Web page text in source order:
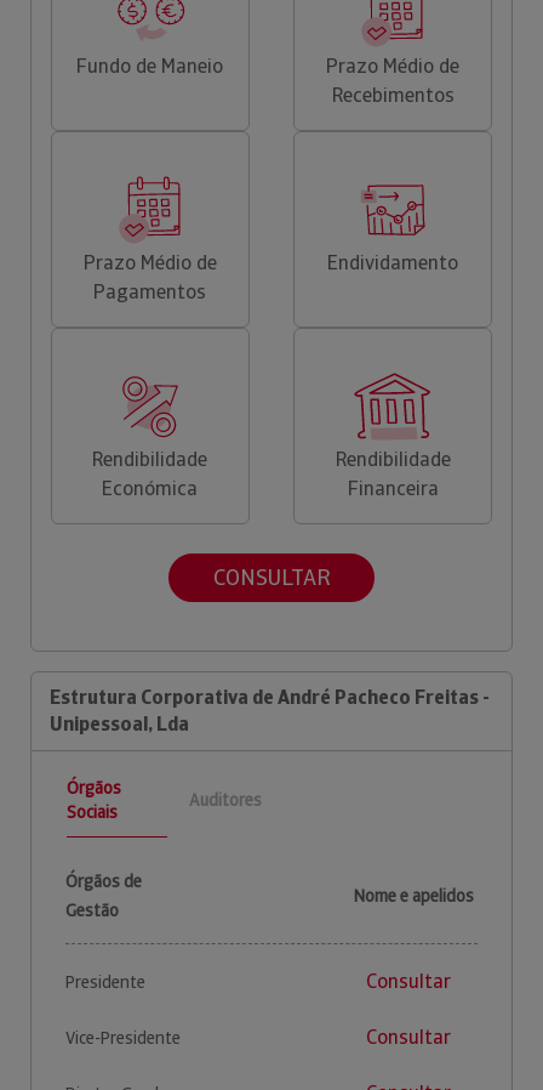
Fundo de Maneio
Prazo Médio de
Recebimentos
Prazo Médio de
Pagamentos
Endividamento
Rendibilidade
Económica
Rendibilidade
Financeira
CONSULTAR
Estrutura Corporativa de André Pacheco Freitas -
Unipessoal, Lda
Órgãos
Sociais
Auditores
Órgãos de
Gestão
Nome e apelidos
Presidente Consultar
Vice-Presidente Consultar